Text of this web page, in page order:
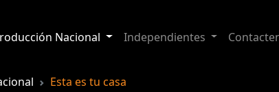
Nacional Independientes
Esta es tu casa